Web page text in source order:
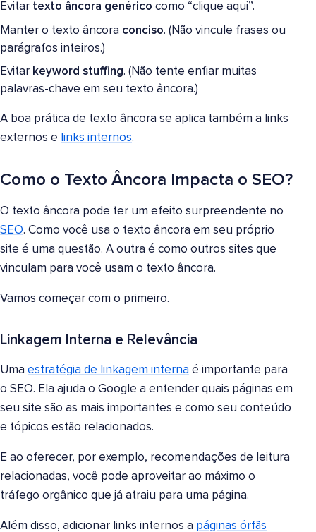
Evitar texto âncora genérico como “clique aqui”.
Manter o texto âncora conciso. (Não vincule frases ou
parágrafos inteiros.)
Evitar keyword stuffing. (Não tente enfiar muitas
palavras-chave em seu texto âncora.)
A boa prática de texto âncora se aplica também a links
externos e links internos.
Como o Texto Âncora Impacta o SEO?
O texto âncora pode ter um efeito surpreendente no
SEO. Como você usa o texto âncora em seu próprio
site é uma questão. A outra é como outros sites que
vinculam para você usam o texto âncora.
Vamos começar com o primeiro.
Linkagem Interna e Relevância
Uma estratégia de linkagem interna é importante para
o SEO. Ela ajuda o Google a entender quais páginas em
seu site são as mais importantes e como seu conteúdo
e tópicos estão relacionados.
E ao oferecer, por exemplo, recomendações de leitura
relacionadas, você pode aproveitar ao máximo o
tráfego orgânico que já atraiu para uma página.
Além disso, adicionar links internos a páginas órfãs